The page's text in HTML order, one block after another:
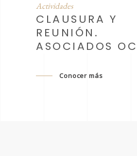
Actividades
CLAUSURA Y
REUNIÓN.
ASOCIADOS
Conocer más